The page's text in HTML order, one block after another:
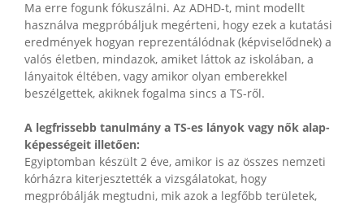
Ma erre fogunk fókuszálni. Az ADHD-t, mint modellt
használva megpróbáljuk megérteni, hogy ezek a kutatási
eredmények hogyan reprezentálódnak (képviselődnek) a
valós életben, mindazok, amiket láttok az iskolában, a
lányaitok éltében, vagy amikor olyan emberekkel
beszélgettek, akiknek fogalma sincs a TS-ről.
A legfrissebb tanulmány a TS-es lányok vagy nők alap-
képességeit illetően:
Egyiptomban készült 2 éve, amikor is az összes nemzeti
kórházra kiterjesztették a vizsgálatokat, hogy
megpróbálják megtudni, mik azok a legfőbb területek,